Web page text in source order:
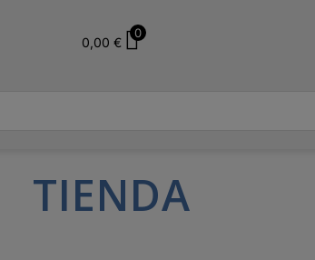
0,00 €
0
TIENDA